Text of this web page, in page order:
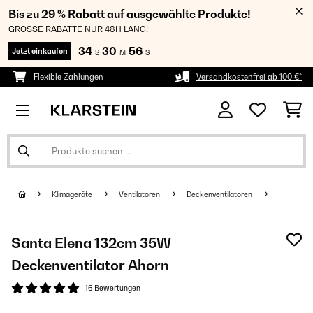
Bis zu 29 % Rabatt auf ausgewählte Produkte!
GROSSE RABATTE NUR 48H LANG!
Jetzt einkaufen 34 S 30 M 55 S
Flexible Zahlungen Versandkostenfrei ab 100 €*
Klimageräte Ventilatoren Deckenventilatoren
Santa Elena 132cm 35W
Deckenventilator Ahorn
16 Bewertungen